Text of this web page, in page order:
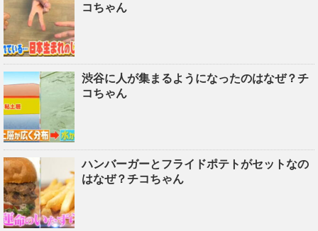
コちゃん
渋谷に人が集まるようになったのはなぜ？チ
コちゃん
ハンバーガーとフライドポテトがセットなの
はなぜ？チコちゃん